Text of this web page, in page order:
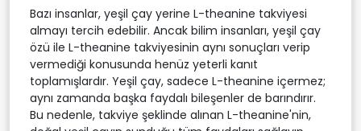
Bazı insanlar, yeşil çay yerine L-theanine takviyesi
almayı tercih edebilir. Ancak bilim insanları, yeşil çay
özü ile L-theanine takviyesinin aynı sonuçları verip
vermediği konusunda henüz yeterli kanıt
toplamışlardır. Yeşil çay, sadece L-theanine içermez;
aynı zamanda başka faydalı bileşenler de barındırır.
Bu nedenle, takviye şeklinde alınan L-theanine'nin,